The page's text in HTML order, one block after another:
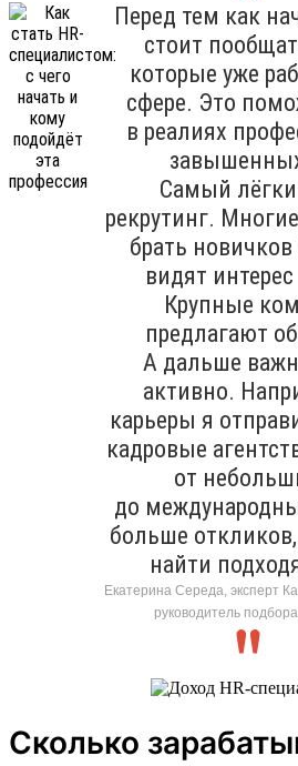
Перед тем как
стоит
которые уже
сфере. Это
в реалиях
Самый
рекрутинг.
брать
видят
Крупные
предлагают
А дальше
активно.
карьеры я
кадровые
от
до
больше
найти
Екатерина Середа, эксперт
руководитель
Сколько